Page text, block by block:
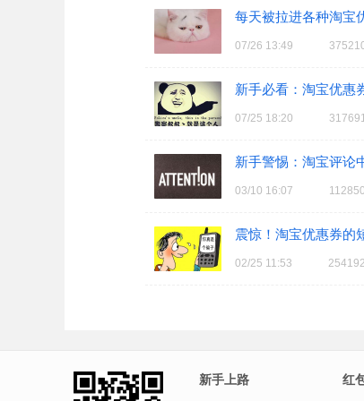
每天被拉进各种淘宝
07/26 13:49
新手必看：淘宝优惠
07/25 18:20
新手警惕：淘宝评论
03/10 16:07
震惊！淘宝优惠券的
02/25 11:53
新手上路 红